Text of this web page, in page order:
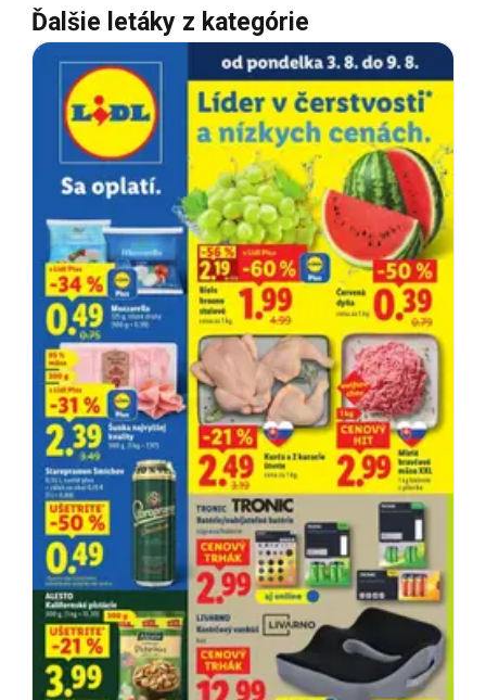
Ďalšie letáky z kategórie